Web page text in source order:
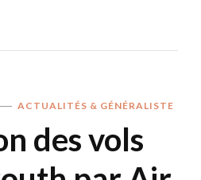
ACTUALITÉS & GÉNÉRALISTE
des vols